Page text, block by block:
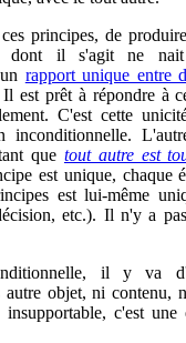
principes, de
dont il s'agit ne
rapport unique entre
est prêt à répondre à
C'est cette
inconditionnelle.
que tout autre est
est unique, chaque
est lui-même
etc.). Il n'y a
il y va
autre objet, ni contenu,
c'est une